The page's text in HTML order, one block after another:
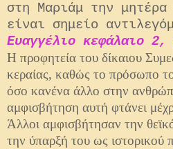
στη Μαριάμ την
είναι σημείο
Ευαγγέλιο κεφάλαιο
Η προφητεία του δίκαιου
κεραίας, καθώς το πρόσωπο
όσο κανένα άλλο στην
αμφισβήτηση αυτή φτάνει
Άλλοι αμφισβήτησαν την
την ύπαρξή του ως ιστορικού